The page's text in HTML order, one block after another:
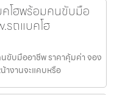
คโฮพร้อมคนขับมือ
รถแบคโฮ
ขับมืออาชีพ ราคาคุ้มค่า จอง
างานจะแคบหรือ